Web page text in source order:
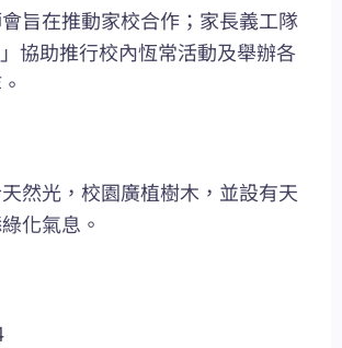
旨在推動家校合作；家長義工隊
協助推行校內恆常活動及舉辦各
然光，校園廣植樹木，並設有天
化氣息。